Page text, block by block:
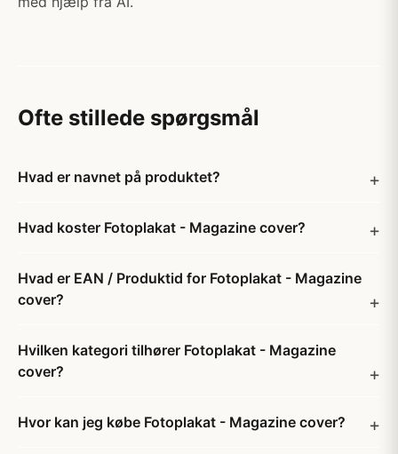
Ofte stillede spørgsmål
Hvad er navnet på produktet?
Hvad koster Fotoplakat - Magazine cover?
Hvad er EAN / Produktid for Fotoplakat - Magazine
cover?
Hvilken kategori tilhører Fotoplakat - Magazine
cover?
Hvor kan jeg købe Fotoplakat - Magazine cover?